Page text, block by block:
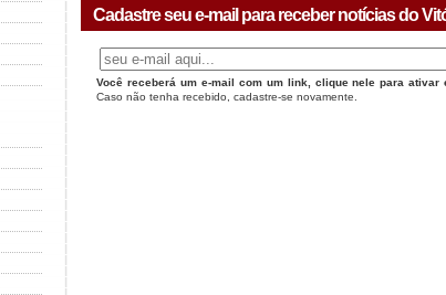
Cadastre seu e-mail para receber notícias do
Você receberá um e-mail com um link, clique nele para
Caso não tenha recebido, cadastre-se novamente.